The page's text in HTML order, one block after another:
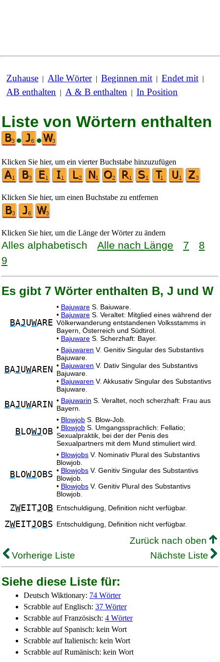
Zuhause | Alle Wörter| Beginnen mit | Endet mit |
AB enthalten | A & B enthalten | In Position
Liste von Wörtern enthalten
•
•
Klicken Sie hier, um ein vierter Buchstabe hinzuzufügen
Klicken Sie hier, um einen Buchstabe zu entfernen
Klicken Sie hier, um die Länge der Wörter zu ändern
Alles alphabetisch Alle nach Länge 7
8
9
Es gibt 7 Wörter enthalten B, J und W
BAJUWARE
• Bajuware S. Baiuware.
• Bajuware S. Veraltet: Mitglied eines während der
Völkerwanderung entstandenen Volksstamms in
Bayern, Österreich und Südtirol.
• Bajuware S. Scherzhaft: Bayer.
BAJUWAREN
• Bajuwaren V. Genitiv Singular des Substantivs
Bajuware.
• Bajuwaren V. Dativ Singular des Substantivs
Bajuware.
• Bajuwaren V. Akkusativ Singular des Substantivs
Bajuware.
BAJUWARIN • Bajuwarin S. Veraltet, noch scherzhaft: Frau aus
Bayern.
B LOWJOB
• Blowjob S. Blow-Job.
• Blowjob S. Umgangssprachlich: Fellatio;
Sexualpraktik, bei der der Penis des
Sexualpartners mit dem Mund stimuliert wird.
B LOWJOBS
• Blowjobs V. Nominativ Plural des Substantivs
Blowjob.
• Blowjobs V. Genitiv Singular des Substantivs
Blowjob.
• Blowjobs V. Genitiv Plural des Substantivs
Blowjob.
ZWEITJO B Entschuldigung, Definition nicht verfügbar.
ZWEITJO BS Entschuldigung, Definition nicht verfügbar.
Zurück nach oben
Vorherige Liste
Nächste Liste
Siehe diese Liste für:
Deutsch Wiktionary: 74 Wörter
Scrabble auf Englisch: 37 Wörter
Scrabble auf Französisch: 4 Wörter
Scrabble auf Spanisch: kein Wort
Scrabble auf Italienisch: kein Wort
Scrabble auf Rumänisch: kein Wort